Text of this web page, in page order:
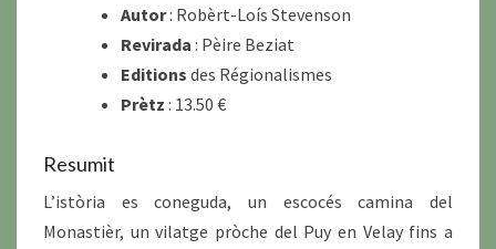
Autor: Robèrt-Loís Stevenson
Revirada : Pèire Beziat
Editions des Régionalismes
Prètz : 13.50 €
Resumit
L’istòria es coneguda, un escocés camina del
Monastièr, un vilatge pròche del Puy en Velay fins a